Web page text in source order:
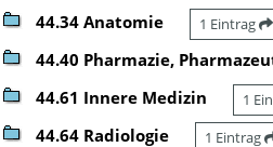
44.34 Anatomie 1 Eintrag
44.40 Pharmazie,
44.61 Innere Medizin 1
44.64 Radiologie 1 Eintrag